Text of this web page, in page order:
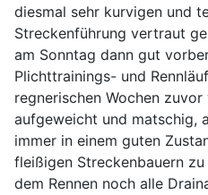
diesmal sehr kurvigen und
Streckenführung vertraut
am Sonntag dann gut
Plichttrainings- und
regnerischen Wochen
aufgeweicht und matschig,
immer in einem guten
fleißigen Streckenbauern
dem Rennen noch alle